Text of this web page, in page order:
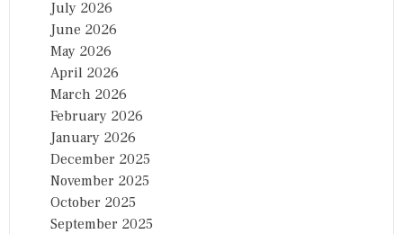
July 2026
June 2026
May 2026
April 2026
March 2026
February 2026
January 2026
December 2025
November 2025
October 2025
September 2025